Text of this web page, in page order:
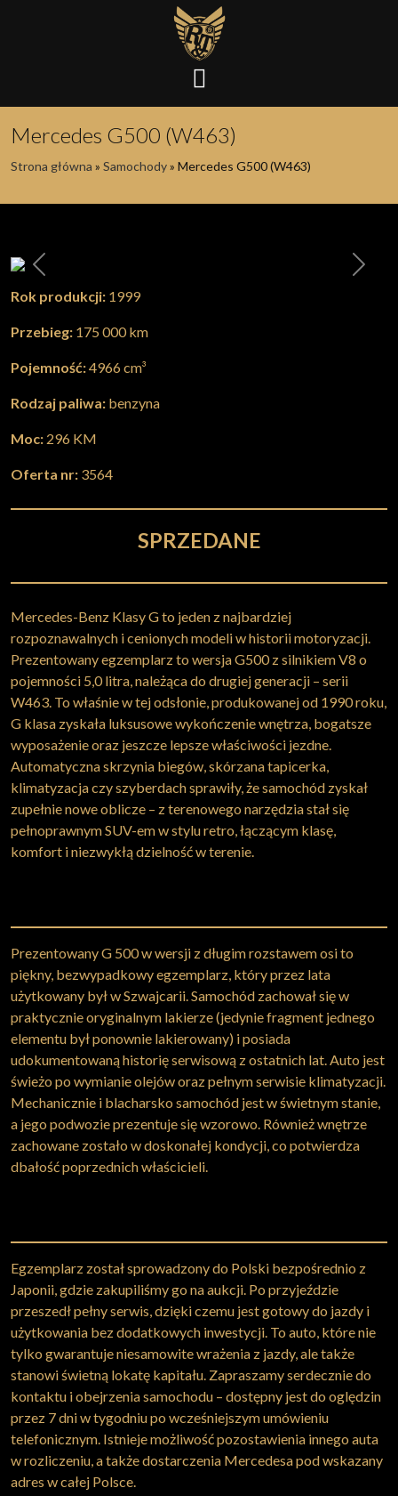
Mercedes G500 (W463)
Strona główna » Samochody» Mercedes G500 (W463)
Poprzednia
Rok produkcji: 1999
Przebieg: 175 000 km
Pojemność:4966 cm³
Rodzaj paliwa: benzyna
Moc: 296 KM
Oferta nr: 3564
SPRZEDANE
Mercedes-Benz Klasy G to jeden z najbardziej
rozpoznawalnych i cenionych modeli w historii motoryzacji.
Prezentowany egzemplarz to wersja G500 z silnikiem V8 o
pojemności 5,0 litra, należąca do drugiej generacji – serii
W463. To właśnie w tej odsłonie, produkowanej od 1990 roku,
G klasa zyskała luksusowe wykończenie wnętrza, bogatsze
wyposażenie oraz jeszcze lepsze właściwości jezdne.
Automatyczna skrzynia biegów, skórzana tapicerka,
klimatyzacja czy szyberdach sprawiły, że samochód zyskał
zupełnie nowe oblicze – z terenowego narzędzia stał się
pełnoprawnym SUV-em w stylu retro, łączącym klasę,
komfort i niezwykłą dzielność w terenie.
Prezentowany G 500 w wersji z długim rozstawem osi to
piękny, bezwypadkowy egzemplarz, który przez lata
użytkowany był w Szwajcarii. Samochód zachował się w
praktycznie oryginalnym lakierze (jedynie fragment jednego
elementu był ponownie lakierowany) i posiada
udokumentowaną historię serwisową z ostatnich lat. Auto jest
świeżo po wymianie olejów oraz pełnym serwisie klimatyzacji.
Mechanicznie i blacharsko samochód jest w świetnym stanie,
a jego podwozie prezentuje się wzorowo. Również wnętrze
zachowane zostało w doskonałej kondycji, co potwierdza
dbałość poprzednich właścicieli.
Egzemplarz został sprowadzony do Polski bezpośrednio z
Japonii, gdzie zakupiliśmy go na aukcji. Po przyjeździe
przeszedł pełny serwis, dzięki czemu jest gotowy do jazdy i
użytkowania bez dodatkowych inwestycji. To auto, które nie
tylko gwarantuje niesamowite wrażenia z jazdy, ale także
stanowi świetną lokatę kapitału. Zapraszamy serdecznie do
kontaktu i obejrzenia samochodu – dostępny jest do oględzin
przez 7 dni w tygodniu po wcześniejszym umówieniu
telefonicznym. Istnieje możliwość pozostawienia innego auta
w rozliczeniu, a także dostarczenia Mercedesa pod wskazany
adres w całej Polsce.